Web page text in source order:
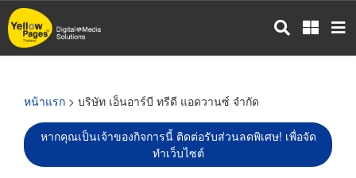
ข้าม
ไป
หน้าแรก > บริษัท เอ็นอาร์บี ทรีดี แอดวานซ์ จำกัด
หากคุณเป็นเจ้าของกิจการนี้ ติดต่อรับส่วนลดพิเศษ! เพื่อจัด
ทำเว็บไซต์